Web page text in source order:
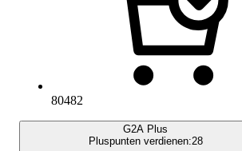
80482
G2A Plus
Pluspunten verdienen:28